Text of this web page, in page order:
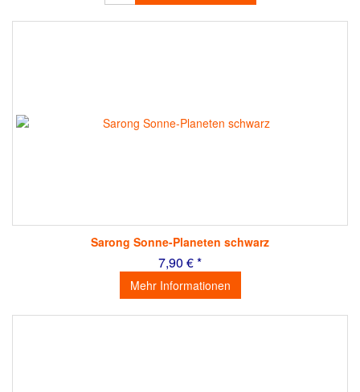
Sarong Sonne-Planeten schwarz
7,90 € *
Mehr Informationen